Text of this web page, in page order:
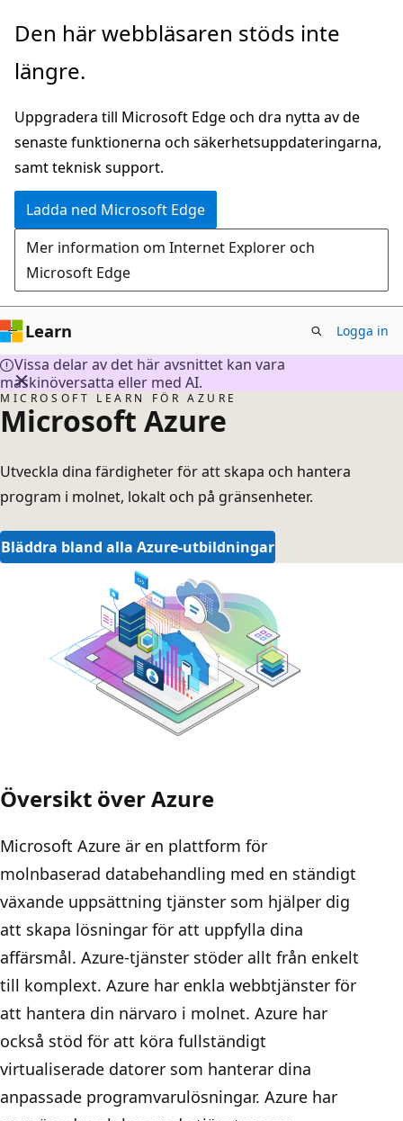
Hoppa
huvudinnehåll
Den här webbläsaren stöds inte
längre.
Uppgradera till Microsoft Edge och dra nytta av de
senaste funktionerna och säkerhetsuppdateringarna,
samt teknisk support.
Ladda ned Microsoft Edge
Mer information om Internet Explorer och
Microsoft Edge
Learn Logga in
Vissa delar av det här avsnittet kan vara
maskinöversatta eller med AI.
MICROSOFT LEARN FÖR AZURE
Microsoft Azure
Utveckla dina färdigheter för att skapa och hantera
program i molnet, lokalt och på gränsenheter.
Bläddra bland alla Azure-utbildningar
Översikt över Azure
Microsoft Azure är en plattform för
molnbaserad databehandling med en ständigt
växande uppsättning tjänster som hjälper dig
att skapa lösningar för att uppfylla dina
affärsmål. Azure-tjänster stöder allt från enkelt
till komplext. Azure har enkla webbtjänster för
att hantera din närvaro i molnet. Azure har
också stöd för att köra fullständigt
virtualiserade datorer som hanterar dina
anpassade programvarulösningar. Azure har